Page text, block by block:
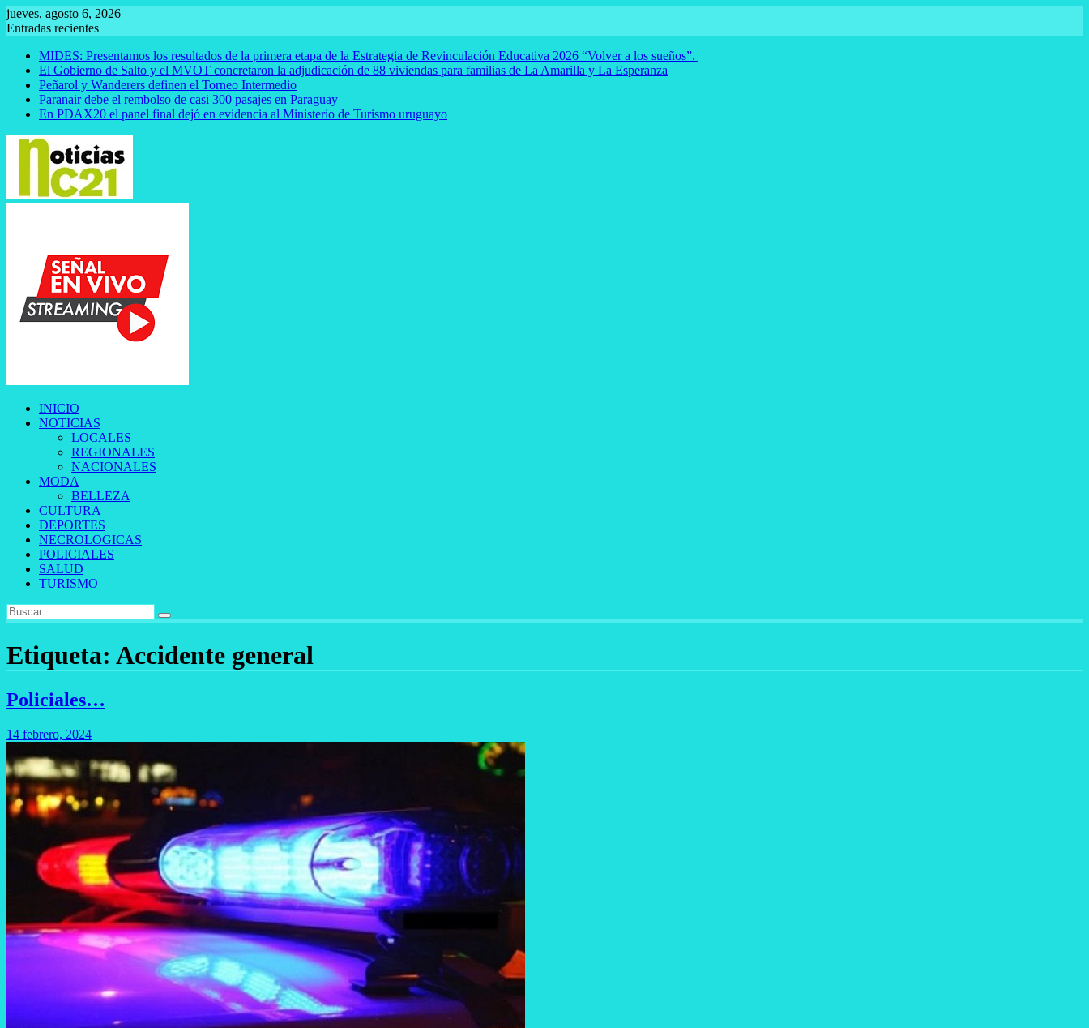
Saltar
al
jueves, agosto 6, 2026
Entradas recientes
MIDES: Presentamos los resultados de la primera etapa de la Estrategia de Revinculación Educativa 2026 “Volver a los sueños”.
El Gobierno de Salto y el MVOT concretaron la adjudicación de 88 viviendas para familias de La Amarilla y La Esperanza
Peñarol y Wanderers definen el Torneo Intermedio
Paranair debe el rembolso de casi 300 pasajes en Paraguay
En PDAX20 el panel final dejó en evidencia al Ministerio de Turismo uruguayo
INICIO
NOTICIAS
LOCALES
REGIONALES
NACIONALES
MODA
BELLEZA
CULTURA
DEPORTES
NECROLOGICAS
POLICIALES
SALUD
TURISMO
Etiqueta: Accidente general
Policiales…
14 febrero, 2024